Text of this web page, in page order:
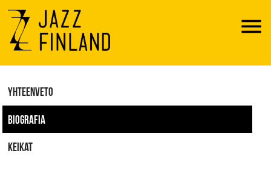
Menu
YHTEENVETO
BIOGRAFIA
KEIKAT